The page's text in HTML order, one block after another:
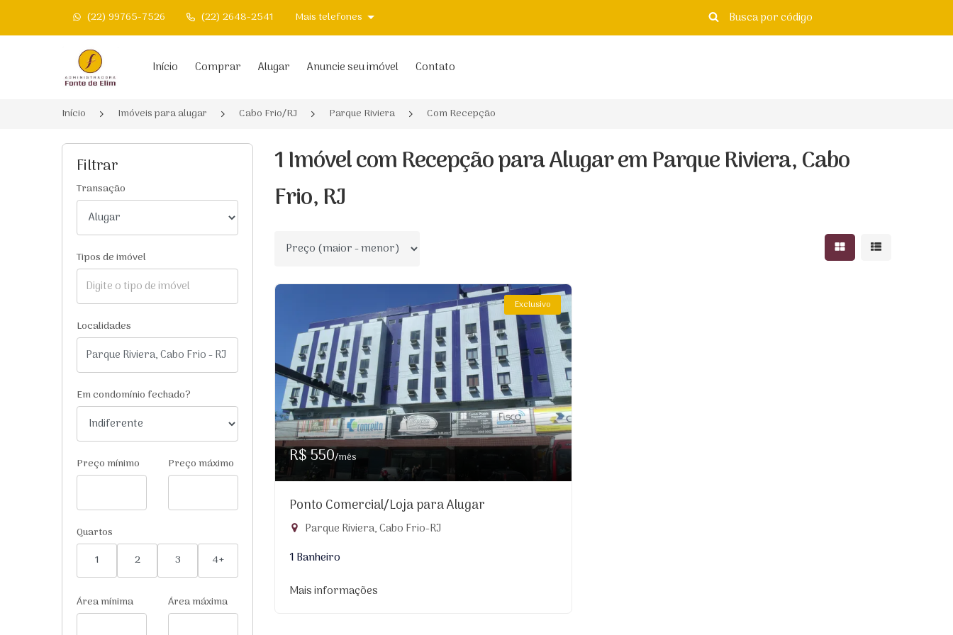
(22) 99765-7526 (22) 2648-2541 Mais telefones
Página inicial Início Comprar Alugar Anuncie seu imóvel Contato
Início Imóveis para alugar Cabo Frio/RJ Parque Riviera Com Recepção
Filtrar
Transação
Tipos de imóvel
Localidades
Em condomínio fechado?
Preço mínimo Preço máximo
Quartos
1
2 3 4+
Área mínima Área máxima
1 Imóvel com Recepção para Alugar em Parque Riviera, Cabo
Frio, RJ
Ordenar por Mostrar resultados
Mostrar
Exclusivo
R$ 550/mês
Ponto Comercial/Loja para Alugar
Parque Riviera, Cabo Frio-RJ
1 Banheiro
Mais informações